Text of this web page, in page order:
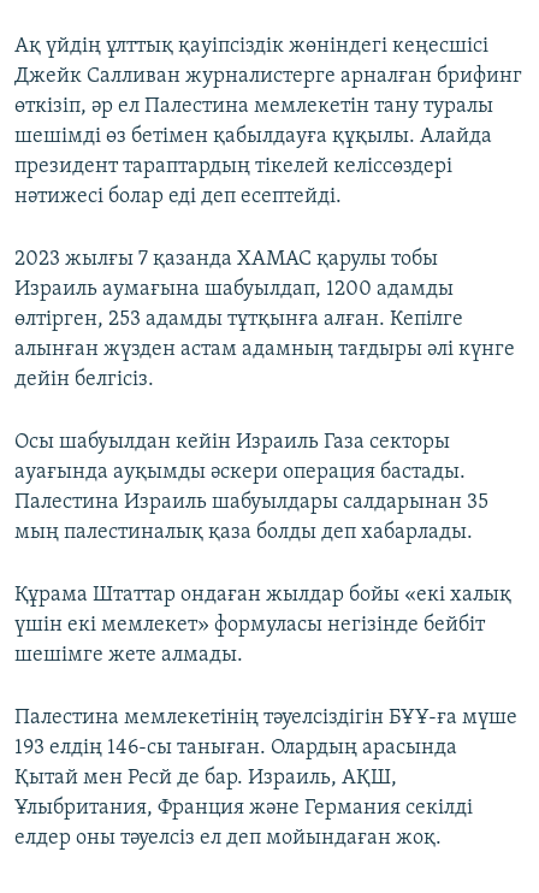
Ақ үйдің ұлттық қауіпсіздік жөніндегі кеңесшісі
Джейк Салливан журналистерге арналған брифинг
өткізіп, әр ел Палестина мемлекетін тану туралы
шешімді өз бетімен қабылдауға құқылы. Алайда
президент тараптардың тікелей келіссөздері
нәтижесі болар еді деп есептейді.
2023 жылғы 7 қазанда ХАМАС қарулы тобы
Израиль аумағына шабуылдап, 1200 адамды
өлтірген, 253 адамды тұтқынға алған. Кепілге
алынған жүзден астам адамның тағдыры әлі күнге
дейін белгісіз.
Осы шабуылдан кейін Израиль Газа секторы
ауағында ауқымды әскери операция бастады.
Палестина Израиль шабуылдары салдарынан 35
мың палестиналық қаза болды деп хабарлады.
Құрама Штаттар ондаған жылдар бойы «екі халық
үшін екі мемлекет» формуласы негізінде бейбіт
шешімге жете алмады.
Палестина мемлекетінің тәуелсіздігін БҰҰ-ға мүше
193 елдің 146-сы таныған. Олардың арасында
Қытай мен Ресй де бар. Израиль, АҚШ,
Ұлыбритания, Франция және Германия секілді
елдер оны тәуелсіз ел деп мойындаған жоқ.